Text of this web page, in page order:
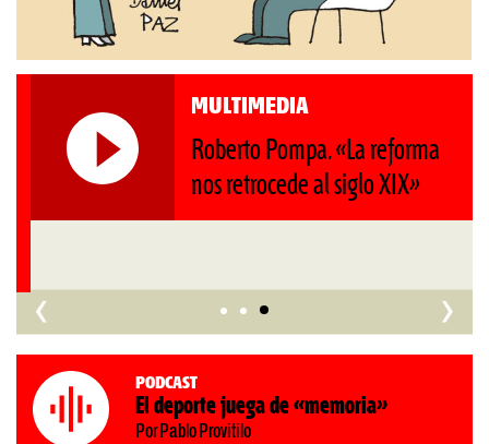
MULTIMEDIA
Roberto Pompa. «La reforma
‹ ›
Podcast
El deporte juega de «memoria»
Por Pablo Provitilo